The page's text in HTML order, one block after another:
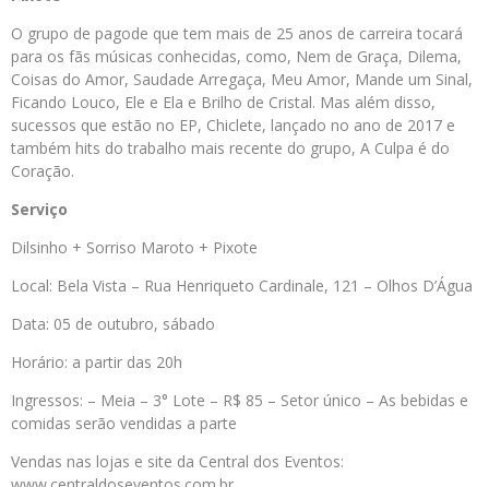
O grupo de pagode que tem mais de 25 anos de carreira tocará
para os fãs músicas conhecidas, como, Nem de Graça, Dilema,
Coisas do Amor, Saudade Arregaça, Meu Amor, Mande um Sinal,
Ficando Louco, Ele e Ela e Brilho de Cristal. Mas além disso,
sucessos que estão no EP, Chiclete, lançado no ano de 2017 e
também hits do trabalho mais recente do grupo, A Culpa é do
Coração.
Serviço
Dilsinho + Sorriso Maroto + Pixote
Local: Bela Vista – Rua Henriqueto Cardinale, 121 – Olhos D’Água
Data: 05 de outubro, sábado
Horário: a partir das 20h
Ingressos: – Meia – 3° Lote – R$ 85 – Setor único – As bebidas e
comidas serão vendidas a parte
Vendas nas lojas e site da Central dos Eventos: